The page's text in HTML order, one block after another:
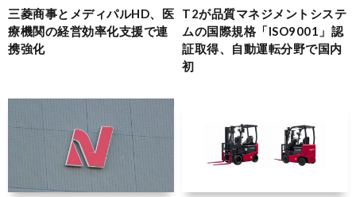
三菱商事とメディパルHD、医
療機関の経営効率化支援で連
携強化
T2が品質マネジメントシステ
ムの国際規格「ISO9001」認
証取得、自動運転分野で国内
初